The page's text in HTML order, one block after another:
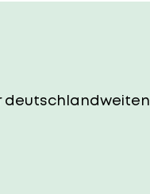
deutschlandweiten